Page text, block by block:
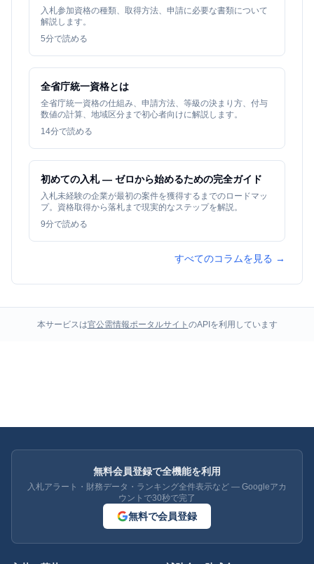
入札参加資格の種類、取得方法、申請に必要な書類について
解説します。
5分で読める
全省庁統一資格とは
全省庁統一資格の仕組み、申請方法、等級の決まり方、付与
数値の計算、地域区分まで初心者向けに解説します。
14分で読める
初めての入札 — ゼロから始めるための完全ガイド
入札未経験の企業が最初の案件を獲得するまでのロードマッ
プ。資格取得から落札まで現実的なステップを解説。
9分で読める
すべてのコラムを見る →
本サービスは官公需情報ポータルサイト のAPIを利用しています
無料会員登録で全機能を利用
入札アラート・財務データ・ランキング全件表示など — Googleアカ
ウントで30秒で完了
無料で会員登録